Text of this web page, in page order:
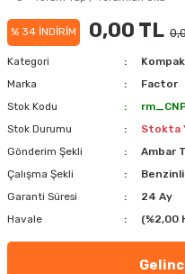
% 34 İNDİRİM 0,00 TL
Kategori
Marka
Factor
Stok Kodu
Stok Durumu
Stokta
Gönderim Şekli
Ambar
Çalışma Şekli
Benzinli
Garanti Süresi
24 Ay
Havale
(%2,00